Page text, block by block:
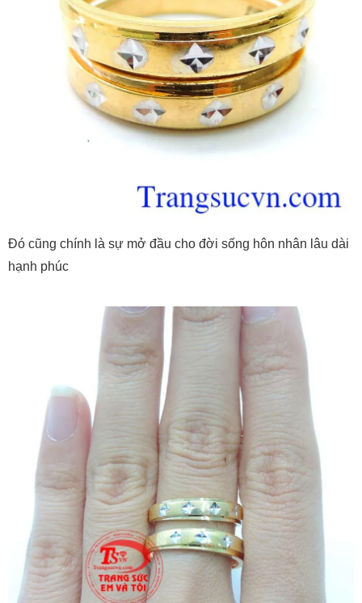
Đó cũng chính là sự mở đầu cho đời sống hôn nhân lâu dài
hạnh phúc